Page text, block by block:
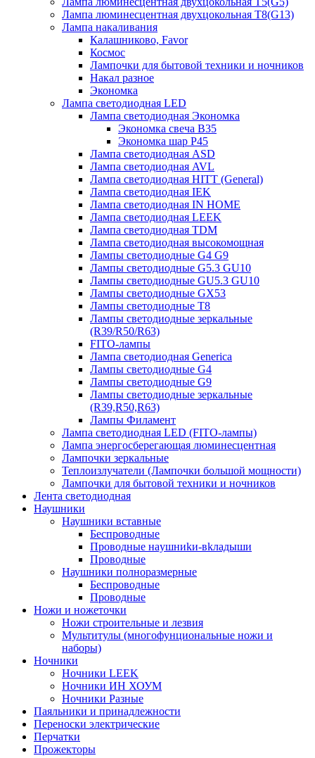
Лампа люминесцентная двухцокольная Т8(G13)
Лампа накаливания
Калашниково, Favor
Космос
Лампочки для бытовой техники и ночников
Накал разное
Экономка
Лампа светодиодная LED
Лампа светодиодная Экономка
Экономка свеча B35
Экономка шар P45
Лампа светодиодная ASD
Лампа светодиодная AVL
Лампа светодиодная HITT (General)
Лампа светодиодная IEK
Лампа светодиодная IN HOME
Лампа светодиодная LEEK
Лампа светодиодная TDM
Лампа светодиодная высокомощная
Лампы светодиодные G4 G9
Лампы светодиодные G5.3 GU10
Лампы светодиодные GU5.3 GU10
Лампы светодиодные GX53
Лампы светодиодные T8
Лампы светодиодные зеркальные
(R39/R50/R63)
FITO-лампы
Лампа светодиодная Generica
Лампы светодиодные G4
Лампы светодиодные G9
Лампы светодиодные зеркальные
(R39,R50,R63)
Лампы Филамент
Лампа светодиодная LED (FITO-лампы)
Лампа энергосберегающая люминесцентная
Лампочки зеркальные
Теплоизлучатели (Лампочки большой мощности)
Лампочки для бытовой техники и ночников
Лента светодиодная
Наушники
Наушники вставные
Беспроводные
Пpoвoдныe нayшниkи-вkлaдыши
Проводные
Наушники полноразмерные
Беспроводные
Проводные
Ножи и ножеточки
Ножи строительные и лезвия
Мультитулы (многофунциональные ножи и
наборы)
Ночники
Ночники LEEK
Ночники ИН ХОУМ
Ночники Разные
Паяльники и принадлежности
Переноски электрические
Перчатки
Прожекторы